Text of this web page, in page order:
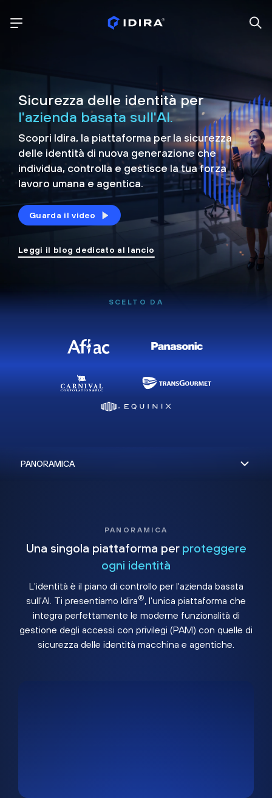
Sicurezza delle identità per
l'azienda basata sull'AI.
Scopri Idira, la piattaforma per la sicurezza
delle identità di nuova generazione che
individua, controlla e gestisce la tua forza
lavoro umana e agentica.
Guarda il video
Leggi il blog dedicato al lancio
SCELTO DA
PANORAMICA
Una singola piattaforma per proteggere
ogni identità
L'identità è il piano di controllo per l'azienda basata
sull'AI. Ti presentiamo Idira®, l'unica piattaforma che
integra perfettamente le moderne funzionalità di
gestione degli accessi con privilegi (PAM) con quelle di
sicurezza delle identità macchina e agentiche.